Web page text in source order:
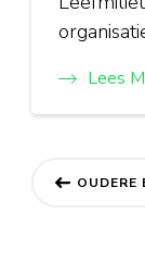
Lees
OUDERE